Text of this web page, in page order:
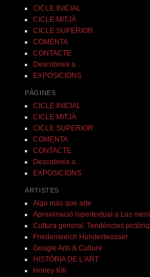
CICLE INICIAL
CICLE MITJÀ
CICLE SUPERIOR
COMENTA
CONTACTE
Descobreix a…
EXPOSICIONS
PÀGINES
CICLE INICIAL
CICLE MITJÀ
CICLE SUPERIOR
COMENTA
CONTACTE
Descobreix a…
EXPOSICIONS
ARTISTES
Algo más que arte
Aproximació hipertextual a Las
Cultura general. Tendències
Friedensreich Hundertwasser
Google Arts & Culture
HISTÒRIA DE L'ART
Honey Kill